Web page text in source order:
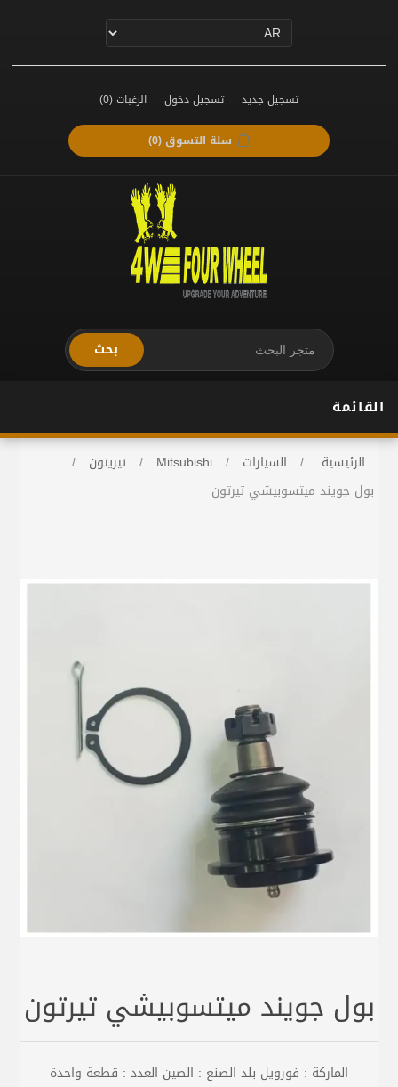
تسجيل جديد تسجيل دخول الرغبات(0)
سلة التسوق(0)
بحث
القائمة
الرئيسية / السيارات /
Mitsubishi
/ تيريتون
/
بول جويند ميتسوبيشي تيرتون
بول جويند ميتسوبيشي تيرتون
الماركة : فورويل بلد الصنع : الصين العدد : قطعة واحدة